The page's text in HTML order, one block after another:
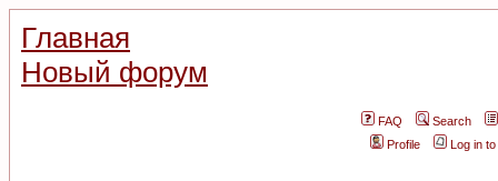
Главная
Новый форум
FAQ
Search
Profile
Log in